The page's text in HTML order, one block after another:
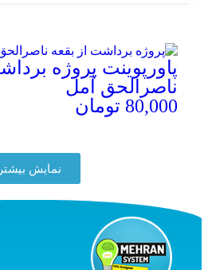
پاورپوینت پروژه
ناصرالحق آمل
80,000 تومان
نمایش بیشتر